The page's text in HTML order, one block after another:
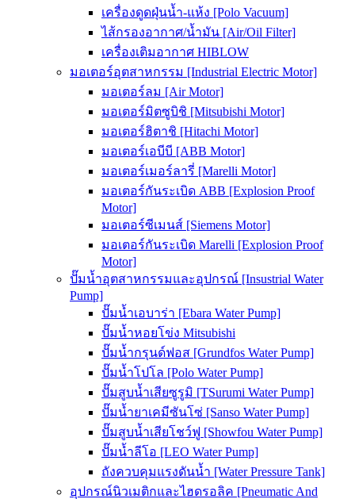
เครื่องดูดฝุ่นน้ำ-แห้ง [Polo Vacuum]
ไส้กรองอากาศ/น้ำมัน [Air/Oil Filter]
เครื่องเติมอากาศ HIBLOW
มอเตอร์อุตสาหกรรม [Industrial Electric Motor]
มอเตอร์ลม [Air Motor]
มอเตอร์มิตซูบิชิ [Mitsubishi Motor]
มอเตอร์ฮิตาชิ [Hitachi Motor]
มอเตอร์เอบีบี [ABB Motor]
มอเตอร์เมอร์ลารี่ [Marelli Motor]
มอเตอร์กันระเบิด ABB [Explosion Proof
Motor]
มอเตอร์ซีเมนส์ [Siemens Motor]
มอเตอร์กันระเบิด Marelli [Explosion Proof
Motor]
ปั๊มน้ำอุตสาหกรรมและอุปกรณ์ [Insustrial Water
Pump]
ปั๊มน้ำเอบาร่า [Ebara Water Pump]
ปั๊มน้ำหอยโข่ง Mitsubishi
ปั๊มน้ำกรุนด์ฟอส [Grundfos Water Pump]
ปั๊มน้ำโปโล [Polo Water Pump]
ปั๊มสูบน้ำเสียซูรูมิ [TSurumi Water Pump]
ปั๊มน้ำยาเคมีซันโซ่ [Sanso Water Pump]
ปั๊มสูบน้ำเสียโชว์ฟู [Showfou Water Pump]
ปั๊มน้ำลีโอ [LEO Water Pump]
ถังควบคุมแรงดันน้ำ [Water Pressure Tank]
อุปกรณ์นิวเมติกและไฮดรอลิค [Pneumatic And